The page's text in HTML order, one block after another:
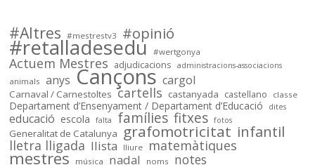
primària i secundària
socmestre.cat/recursos/map...
#Altres #mestrestv3 #opinió
#retalladesedu #wertgonya
Actuem Mestres adjudicacions administracions-associacions
animals anys Cançons cargol
Carnaval / Carnestoltes cartells castanyada castellano classe
Departament d’Ensenyament / Departament d’Educació dites
educació escola falta famílies fitxes fotos
Generalitat de Catalunya grafomotricitat infantil
lletra lligada llista lliure matemàtiques
mestres música nadal noms notes